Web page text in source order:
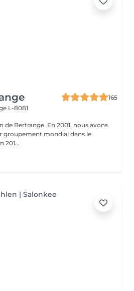
165
L-8081
Bertrange. En 2001, nous avons
groupement mondial dans le
201...